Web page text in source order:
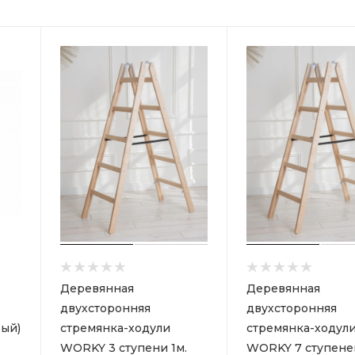
Деревянная
двухсторонняя
стремянка-ходули
WORKY 3 ступени 1м.
Деревянная
двухсторонняя
стремянка-
WORKY 7